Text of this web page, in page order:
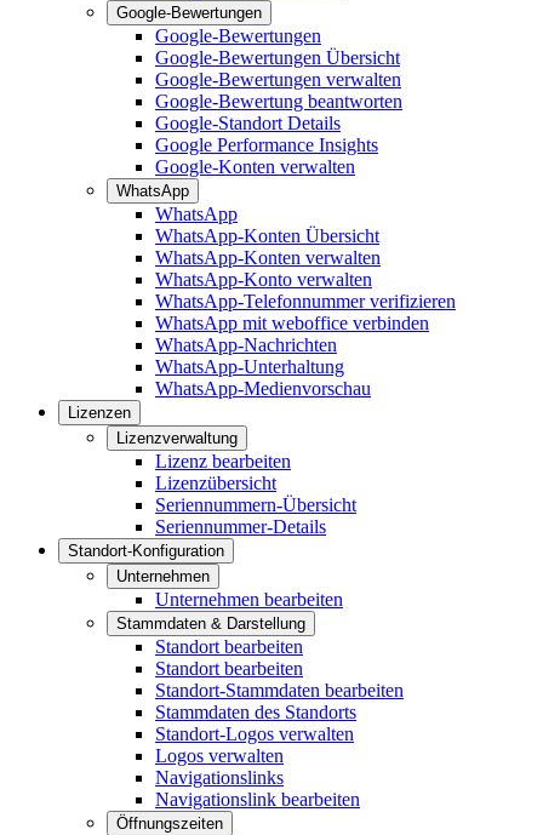
Google-Bewertungen
Google-Bewertungen
Google-Bewertungen Übersicht
Google-Bewertungen verwalten
Google-Bewertung beantworten
Google-Standort Details
Google Performance Insights
Google-Konten verwalten
WhatsApp
WhatsApp
WhatsApp-Konten Übersicht
WhatsApp-Konten verwalten
WhatsApp-Konto verwalten
WhatsApp-Telefonnummer verifizieren
WhatsApp mit weboffice verbinden
WhatsApp-Nachrichten
WhatsApp-Unterhaltung
WhatsApp-Medienvorschau
Lizenzen
Lizenzverwaltung
Lizenz bearbeiten
Lizenzübersicht
Seriennummern-Übersicht
Seriennummer-Details
Standort-Konfiguration
Unternehmen
Unternehmen bearbeiten
Stammdaten & Darstellung
Standort bearbeiten
Standort bearbeiten
Standort-Stammdaten bearbeiten
Stammdaten des Standorts
Standort-Logos verwalten
Logos verwalten
Navigationslinks
Navigationslink bearbeiten
Öffnungszeiten